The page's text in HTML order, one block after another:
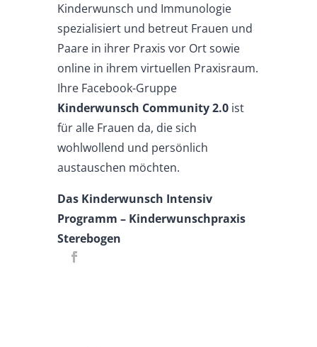
Kinderwunsch und Immunologie
spezialisiert und betreut Frauen und
Paare in ihrer Praxis vor Ort sowie
online in ihrem virtuellen Praxisraum.
Ihre Facebook-Gruppe
Kinderwunsch Community 2.0 ist
für alle Frauen da, die sich
wohlwollend und persönlich
austauschen möchten.
Das Kinderwunsch Intensiv
Programm – Kinderwunschpraxis
Sterebogen